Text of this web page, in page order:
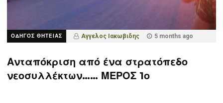
ΟΔΗΓΟΣ ΘΗΤΕΙΑΣ Αγγελος Ιακωβιδης 5 months ago
Ανταπόκριση από ένα στρατόπεδο
νεοσυλλέκτων…… ΜΕΡΟΣ 1ο